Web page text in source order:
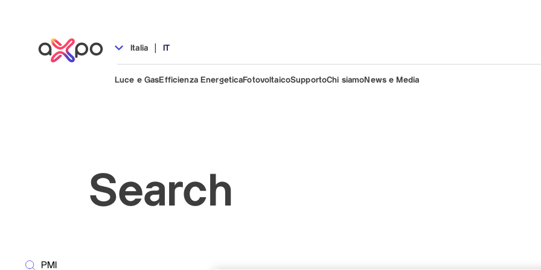
Italia | IT
Luce e GasEfficienza EnergeticaFotovoltaicoSupportoChi siamoNews e Media
Search